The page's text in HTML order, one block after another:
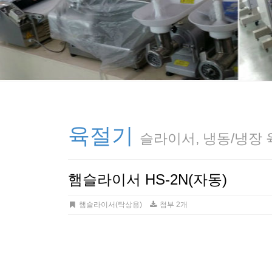
육절기 슬라이서, 냉동/냉장
햄슬라이서 HS-2N(자동)
햄슬라이서(탁상용) 첨부 2개